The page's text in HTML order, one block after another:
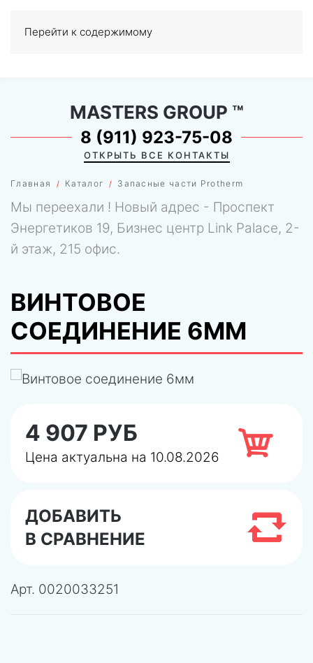
Перейти к содержимому
0
Главная Каталог Запасные части Protherm
MASTERS GROUP ™
8 (911) 923-75-08
ОТКРЫТЬ ВСЕ КОНТАКТЫ
Мы переехали ! Новый адрес - Проспект
Энергетиков 19, Бизнес центр Link Palace, 2-
й этаж, 215 офис.
ВИНТОВОЕ
СОЕДИНЕНИЕ 6ММ
4 907 РУБ
Цена актуальна на 10.08.2026
ДОБАВИТЬ
В СРАВНЕНИЕ
Арт. 0020033251